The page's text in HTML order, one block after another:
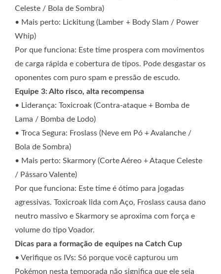
Celeste / Bola de Sombra)
• Mais perto: Lickitung (Lamber + Body Slam / Power
Whip)
Por que funciona: Este time prospera com movimentos
de carga rápida e cobertura de tipos. Pode desgastar os
oponentes com puro spam e pressão de escudo.
Equipe 3: Alto risco, alta recompensa
• Liderança: Toxicroak (Contra-ataque + Bomba de
Lama / Bomba de Lodo)
• Troca Segura: Froslass (Neve em Pó + Avalanche /
Bola de Sombra)
• Mais perto: Skarmory (Corte Aéreo + Ataque Celeste
/ Pássaro Valente)
Por que funciona: Este time é ótimo para jogadas
agressivas. Toxicroak lida com Aço, Froslass causa dano
neutro massivo e Skarmory se aproxima com força e
volume do tipo Voador.
Dicas para a formação de equipes na Catch Cup
• Verifique os IVs: Só porque você capturou um
Pokémon nesta temporada não significa que ele seja